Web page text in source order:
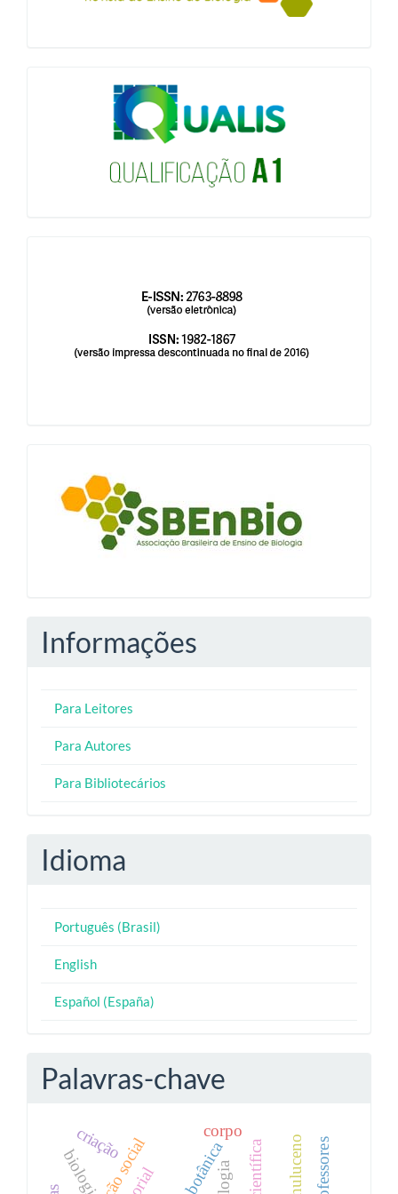
blocologosbenbio
Informações
Para Leitores
Para Autores
Para Bibliotecários
Idioma
Português (Brasil)
English
Español (España)
Palavras-chave
biologia chthuluceno
botânica
corpo
criação